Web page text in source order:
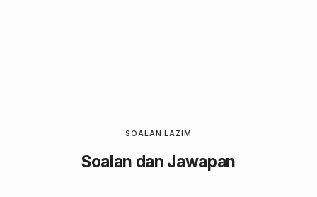
SOALAN LAZIM
Soalan dan Jawapan